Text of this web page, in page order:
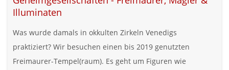
Illuminaten
Was wurde damals in okkulten Zirkeln Venedigs
praktiziert? Wir besuchen einen bis 2019 genutzten
Freimaurer-Tempel(raum). Es geht um Figuren wie